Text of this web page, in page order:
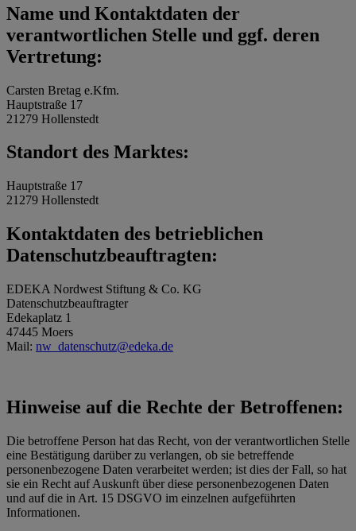
Name und Kontaktdaten der
verantwortlichen Stelle und ggf. deren
Vertretung:
Carsten Bretag e.Kfm.
Hauptstraße 17
21279 Hollenstedt
Standort des Marktes:
Hauptstraße 17
21279 Hollenstedt
Kontaktdaten des betrieblichen
Datenschutzbeauftragten:
EDEKA Nordwest Stiftung & Co. KG
Datenschutzbeauftragter
Edekaplatz 1
47445 Moers
Mail: nw_datenschutz@edeka.de
Hinweise auf die Rechte der Betroffenen:
Die betroffene Person hat das Recht, von der verantwortlichen Stelle
eine Bestätigung darüber zu verlangen, ob sie betreffende
personenbezogene Daten verarbeitet werden; ist dies der Fall, so hat
sie ein Recht auf Auskunft über diese personenbezogenen Daten
und auf die in Art. 15 DSGVO im einzelnen aufgeführten
Informationen.